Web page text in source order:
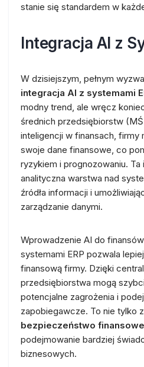
stanie się standardem w
Integracja AI z
W dzisiejszym, pełnym
integracja AI z systemami
modny trend, ale wręcz
średnich przedsiębiorstw
inteligencji w finansach, firmy
swoje dane finansowe, co
ryzykiem i prognozowaniu. Ta
analityczna warstwa nad
źródła informacji i
zarządzanie danymi.
Wprowadzenie AI do
systemami ERP pozwala
finansową firmy. Dzięki
przedsiębiorstwa mogą
potencjalne zagrożenia i
zapobiegawcze. To nie tylko
bezpieczeństwo finansowe
podejmowanie bardziej
biznesowych.